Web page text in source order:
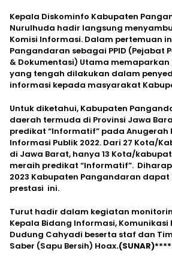
Kepala Diskominfo Kabupaten
Nurulhuda hadir langsung
Komisi Informasi. Dalam pertemuan
Pangandaran sebagai PPID (Pejabat
& Dokumentasi) Utama
yang tengah dilakukan dalam
informasi kepada masyarakat
Untuk diketahui, Kabupaten
daerah termuda di Provinsi Jawa
predikat “Informatif” pada Anugerah
Informasi Publik 2022. Dari 27 Kota/
di Jawa Barat, hanya 13 Kota/
meraih predikat “Informatif”.
2023 Kabupaten Pangandaran
prestasi ini.
Turut hadir dalam kegiatan
Kepala Bidang Informasi,
Dudung Cahyadi beserta staf dan
Saber (Sapu Bersih) Hoax.(SUNAR)****